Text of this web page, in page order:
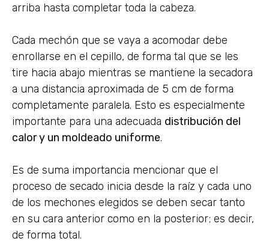
arriba hasta completar toda la cabeza.
Cada mechón que se vaya a acomodar debe
enrollarse en el cepillo, de forma tal que se les
tire hacia abajo mientras se mantiene la secadora
a una distancia aproximada de 5 cm de forma
completamente paralela. Esto es especialmente
importante para una adecuada distribución del
calor y un moldeado uniforme.
Es de suma importancia mencionar que el
proceso de secado inicia desde la raíz y cada uno
de los mechones elegidos se deben secar tanto
en su cara anterior como en la posterior; es decir,
de forma total.